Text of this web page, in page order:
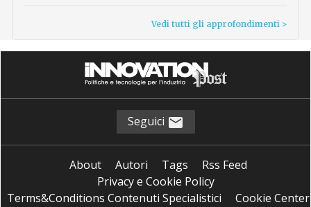
Vedi tutti gli approfondimenti >
Seguici
About Autori Tags
Rss Feed
Privacy e Cookie Policy
Terms&Conditions Contenuti Specialistici
Cookie Center